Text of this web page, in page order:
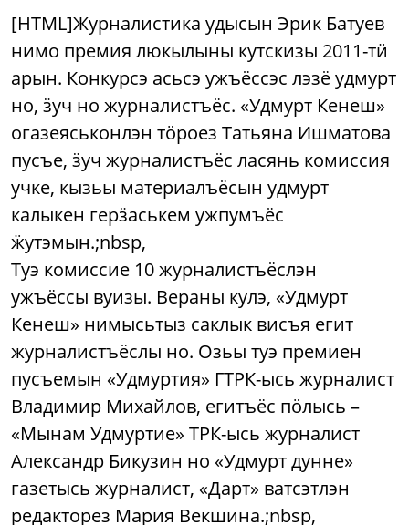
[HTML]Журналистика удысын Эрик Батуев
нимо премия люкылыны кутскизы 2011-тӥ
арын. Конкурсэ асьсэ ужъёссэс лэзё удмурт
но, ӟуч но журналистъёс. «Удмурт Кенеш»
огазеяськонлэн тӧроез Татьяна Ишматова
пусъе, ӟуч журналистъёс ласянь комиссия
учке, кызьы материалъёсын удмурт
калыкен герӟаськем ужпумъёс
ӝутэмын.;nbsp,
Туэ комиссие 10 журналистъёслэн
ужъёссы вуизы. Вераны кулэ, «Удмурт
Кенеш» нимысьтыз саклык висъя егит
журналистъёслы но. Озьы туэ премиен
пусъемын «Удмуртия» ГТРК-ысь журналист
Владимир Михайлов, егитъёс пӧлысь –
«Мынам Удмуртие» ТРК-ысь журналист
Александр Бикузин но «Удмурт дунне»
газетысь журналист, «Дарт» ватсэтлэн
редакторез Мария Векшина.;nbsp,